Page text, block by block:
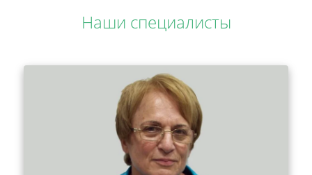
Наши специалисты